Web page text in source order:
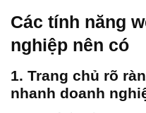
Các tính năng
nghiệp nên có
1. Trang chủ rõ
nhanh doanh